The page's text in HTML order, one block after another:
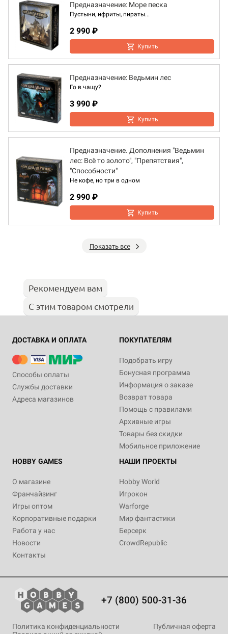
Предназначение: Море песка
Пустыни, ифриты, пираты...
2 990 ₽
Купить
Предназначение: Ведьмин лес
Го в чащу?
3 990 ₽
Купить
Предназначение. Дополнения "Ведьмин
лес: Всё то золото", "Препятствия",
"Способности"
Не кофе, но три в одном
2 990 ₽
Купить
Показать все
Рекомендуем вам
С этим товаром смотрели
ДОСТАВКА И ОПЛАТА
Способы оплаты
Службы доставки
Адреса магазинов
ПОКУПАТЕЛЯМ
Подобрать игру
Бонусная программа
Информация о заказе
Возврат товара
Помощь с правилами
Архивные игры
Товары без скидки
Мобильное приложение
HOBBY GAMES
О магазине
Франчайзинг
Игры оптом
Корпоративные подарки
Работа у нас
Новости
Контакты
НАШИ ПРОЕКТЫ
Hobby World
Игрокон
Warforge
Мир фантастики
Берсерк
CrowdRepublic
+7 (800) 500-31-36
Политика конфиденциальности
Публичная оферта